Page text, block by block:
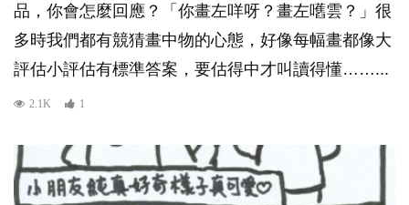
品，你會怎麼回應？「你畫左咩呀？畫左嚿雲？」很
多時我們都有競猜畫中物的心態，好像每幅畫都像大
評估小評估有標準答案，要估得中才叫讀得懂……...
2.1K 1